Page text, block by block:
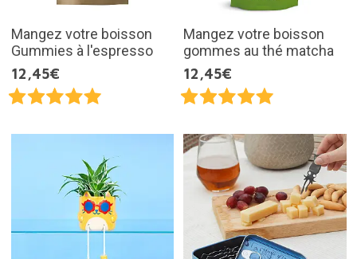
Mangez votre boisson
Gummies à l'espresso
12,45€
Mangez votre boisson
gommes au thé matcha
12,45€